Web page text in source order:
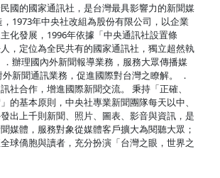
國的國家通訊社，是台灣最具影響力的新聞媒
1973年中央社改組為股份有限公司，以企業
化發展，1996年依據「中央通訊社設置條
，定位為全民共有的國家通訊社，獨立超然執
辦理國內外新聞報導業務，服務大眾傳播媒
新聞通訊業務，促進國際對台灣之瞭解。 ．
社合作，增進國際新聞交流。 秉持「正確、
的基本原則，中央社專業新聞團隊每天以中、
出上千則新聞、照片、圖表、影音與資訊，是
媒體，服務對象從媒體客戶擴大為閱聽大眾；
球僑胞與讀者，充分扮演「台灣之眼，世界之